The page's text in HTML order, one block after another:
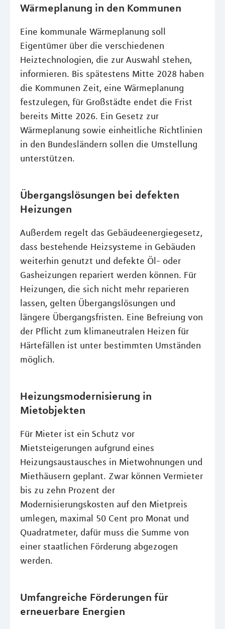
Wärmeplanung in den Kommunen
Eine kommunale Wärmeplanung soll
Eigentümer über die verschiedenen
Heiztechnologien, die zur Auswahl stehen,
informieren. Bis spätestens Mitte 2028 haben
die Kommunen Zeit, eine Wärmeplanung
festzulegen, für Großstädte endet die Frist
bereits Mitte 2026. Ein Gesetz zur
Wärmeplanung sowie einheitliche Richtlinien
in den Bundesländern sollen die Umstellung
unterstützen.
Übergangslösungen bei defekten
Heizungen
Außerdem regelt das Gebäudeenergiegesetz,
dass bestehende Heizsysteme in Gebäuden
weiterhin genutzt und defekte Öl- oder
Gasheizungen repariert werden können. Für
Heizungen, die sich nicht mehr reparieren
lassen, gelten Übergangslösungen und
längere Übergangsfristen. Eine Befreiung von
der Pflicht zum klimaneutralen Heizen für
Härtefällen ist unter bestimmten Umständen
möglich.
Heizungsmodernisierung in
Mietobjekten
Für Mieter ist ein Schutz vor
Mietsteigerungen aufgrund eines
Heizungsaustausches in Mietwohnungen und
Miethäusern geplant. Zwar können Vermieter
bis zu zehn Prozent der
Modernisierungskosten auf den Mietpreis
umlegen, maximal 50 Cent pro Monat und
Quadratmeter, dafür muss die Summe von
einer staatlichen Förderung abgezogen
werden.
Umfangreiche Förderungen für
erneuerbare Energien